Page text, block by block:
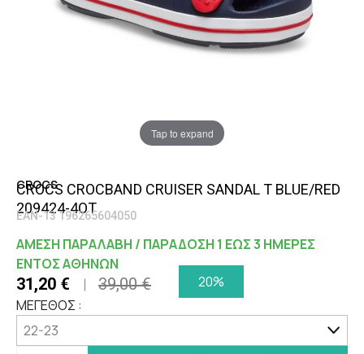
Tap to expand
CROCS
CROCS CROCBAND CRUISER SANDAL T BLUE/RED
209424-4OT
EAN-13 196265604050
ΑΜΕΣΗ ΠΑΡΑΛΑΒΗ / ΠΑΡΑΔΟΣΗ 1 ΕΩΣ 3 ΗΜΕΡΕΣ
ΕΝΤΟΣ ΑΘΗΝΩΝ
31,20 € 39,00 €
20%
ΜΕΓΕΘΟΣ :